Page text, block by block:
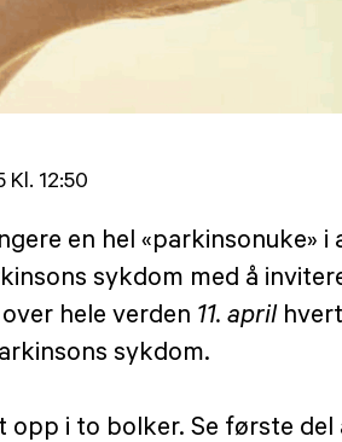
Kl. 12:50
en hel «parkinsonuke»
sykdom med å
hele verden 11. aprilhvert
sykdom.
i to bolker. Se første